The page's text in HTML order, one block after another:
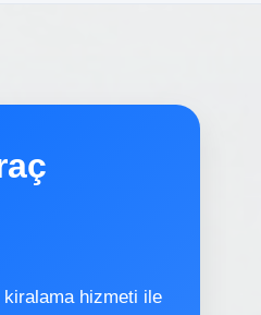
kiralama hizmeti ile